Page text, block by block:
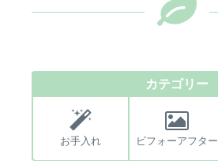
カテゴリー
お手入れ ビフォーアフター